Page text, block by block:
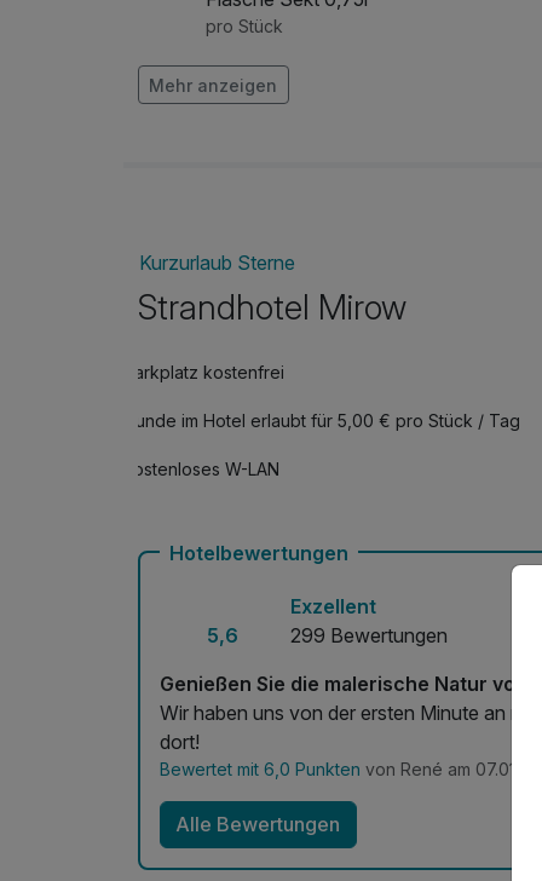
pro Stück
Flasche Wein 0,75l
pro Tag
Mehr anzeigen
Kurzurlaub Sterne
Strandhotel Mirow
Parkplatz kostenfrei
Hunde im Hotel erlaubt für 5,00 € pro Stück / Tag
Kostenloses W-LAN
Hotelbewertungen
5,6
Exzellent
299 Bewertungen
Genießen Sie die malerische Natur von
Wir haben uns von der ersten Minute an
dort!
Bewertet mit 6,0 Punkten von René am
Alle Bewertungen